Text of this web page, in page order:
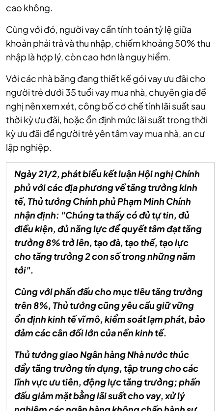
cao không.
Cùng với đó, người vay cần tính toán tỷ lệ giữa
khoản phải trả và thu nhập, chiếm khoảng 50% thu
nhập là hợp lý, còn cao hơn là nguy hiểm.
Với các nhà băng đang thiết kế gói vay ưu đãi cho
người trẻ dưới 35 tuổi vay mua nhà, chuyên gia đề
nghị nên xem xét, công bố cơ chế tính lãi suất sau
thời kỳ ưu đãi, hoặc ổn định mức lãi suất trong thời
kỳ ưu đãi để người trẻ yên tâm vay mua nhà, an cư
lập nghiệp.
Ngày 21/2, phát biểu kết luận Hội nghị Chính
phủ với các địa phương về tăng trưởng kinh
tế, Thủ tướng Chính phủ Phạm Minh Chính
nhận định: "Chúng ta thấy có đủ tự tin, đủ
điều kiện, đủ năng lực để quyết tâm đạt tăng
trưởng 8% trở lên, tạo đà, tạo thế, tạo lực
cho tăng trưởng 2 con số trong những năm
tới".
Cùng với phấn đấu cho mục tiêu tăng trưởng
trên 8%, Thủ tướng cũng yêu cầu giữ vững
ổn định kinh tế vĩ mô, kiểm soát lạm phát, bảo
đảm các cân đối lớn của nền kinh tế.
Thủ tướng giao Ngân hàng Nhà nước thúc
đẩy tăng trưởng tín dụng, tập trung cho các
lĩnh vực ưu tiên, động lực tăng trưởng; phấn
đấu giảm mặt bằng lãi suất cho vay, xử lý